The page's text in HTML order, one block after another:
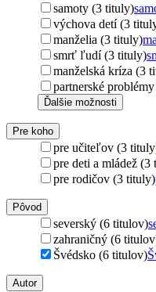
samoty (3 tituly)
výchova detí (3
manželia (3 tituly)
smrť ľudí (3 tituly)
manželská kríza (3
partnerské
Ďalšie možnosti
Pre koho
pre učiteľov (3
pre deti a mládež (3
pre rodičov (3 tituly)
Pôvod
severský (6 titulov)
zahraničný (6
Švédsko (6 titulov)
Autor